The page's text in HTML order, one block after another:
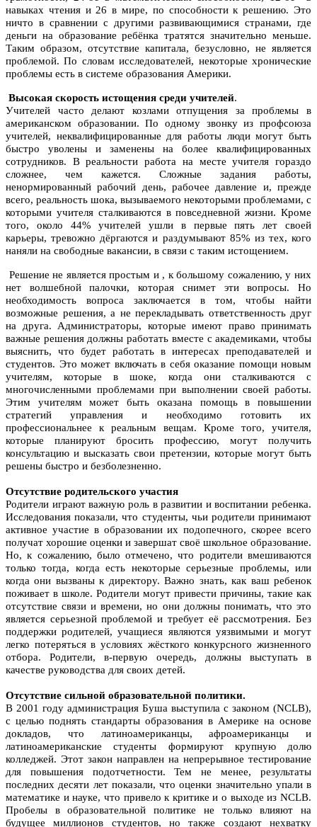
навыках чтения и 26 в мире, по способности к решению. Это
ничто в сравнении с другими развивающимися странами, где
деньги на образование ребёнка тратятся значительно меньше.
Таким образом, отсутствие капитала, безусловно, не является
проблемой. По словам исследователей, некоторые хронические
проблемы есть в системе образования Америки.
Высокая скорость истощения среди учителей.
Учителей часто делают козлами отпущения за проблемы в
американском образовании. По одному звонку из профсоюза
учителей, неквалифицированные для работы люди могут быть
быстро уволены и заменены на более квалифицированных
сотрудников. В реальности работа на месте учителя гораздо
сложнее, чем кажется. Сложные задания работы,
ненормированный рабочий день, рабочее давление и, прежде
всего, реальность шока, вызываемого некоторыми проблемами, с
которыми учителя сталкиваются в повседневной жизни. Кроме
того, около 44% учителей ушли в первые пять лет своей
карьеры, тревожно дёргаются и раздумывают 85% из тех, кого
наняли на свободные вакансии, в связи с таким истощением.
Решение не является простым и , к большому сожалению, у них
нет волшебной палочки, которая снимет эти вопросы. Но
необходимость вопроса заключается в том, чтобы найти
возможные решения, а не перекладывать ответственность друг
на друга. Администраторы, которые имеют право принимать
важные решения должны работать вместе с академиками, чтобы
выяснить, что будет работать в интересах преподавателей и
студентов. Это может включать в себя оказание помощи новым
учителям, которые в шоке, когда они сталкиваются с
многочисленными проблемами при выполнении своей работы.
Этим учителям может быть оказана помощь в повышении
стратегий управления и необходимо готовить их
профессиональнее к реальным вещам. Кроме того, учителя,
которые планируют бросить профессию, могут получить
консультацию и высказать свои претензии, которые могут быть
решены быстро и безболезненно.
Отсутствие родительского участия
Родители играют важную роль в развитии и воспитании ребенка.
Исследования показали, что студенты, чьи родители принимают
активное участие в образовании их подопечного, скорее всего
получат хорошие оценки и завершат своё школьное образование.
Но, к сожалению, было отмечено, что родители вмешиваются
только тогда, когда есть некоторые серьезные проблемы, или
когда они вызваны к директору. Важно знать, как ваш ребенок
поживает в школе. Родители могут привести причины, такие как
отсутствие связи и времени, но они должны понимать, что это
является серьезной проблемой и требует её рассмотрения. Без
поддержки родителей, учащиеся являются уязвимыми и могут
легко потеряться в условиях жёсткого конкурсного жизненного
отбора. Родители, в-первую очередь, должны выступать в
качестве руководства для своих детей.
Отсутствие сильной образовательной политики.
В 2001 году администрация Буша выступила с законом (NCLB),
с целью поднять стандарты образования в Америке на основе
докладов, что латиноамериканцы, афроамериканцы и
латиноамериканские студенты формируют крупную долю
колледжей. Этот закон направлен на непрерывное тестирование
для повышения подотчетности. Тем не менее, результаты
последних десяти лет показали, что оценки значительно упали в
математике и науке, что привело к критике и о выходе из NCLB.
Пробелы в образовательной политике не только влияют на
будущее миллионов студентов, но также создают нехватку